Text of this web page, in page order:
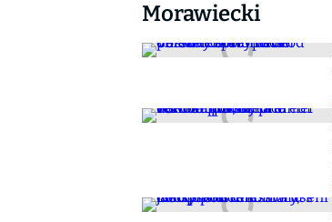
Morawiecki